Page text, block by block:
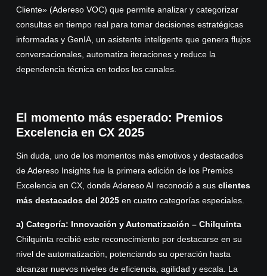
Cliente» (Adereso VOC) que permite analizar y categorizar
consultas en tiempo real para tomar decisiones estratégicas
informadas y GenIA, un asistente inteligente que genera flujos
conversacionales, automatiza iteraciones y reduce la
dependencia técnica en todos los canales.
El momento más esperado: Premios
Excelencia en CX 2025
Sin duda, uno de los momentos más emotivos y destacados
de Adereso Insights fue la primera edición de los Premios
Excelencia en CX, donde Adereso AI reconoció a sus clientes
más destacados del 2025en cuatro categorías especiales.
a) Categoría: Innovación y Automatización – Chilquinta
Chilquinta recibió este reconocimiento por destacarse en su
nivel de automatización, potenciando su operación hasta
alcanzar nuevos niveles de eficiencia, agilidad y escala. La